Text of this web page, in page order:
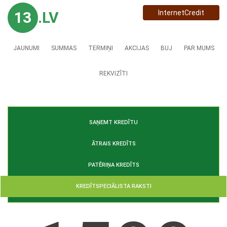
13 .LV InternetCredit
JAUNUMI SUMMAS TERMIŅI AKCIJAS BUJ PAR MUMS
REKVIZĪTI
SAŅEMT KREDĪTU
ĀTRAIS KREDĪTS
PATĒRIŅA KREDĪTS
KREDĪTSPECIĀLISTA RAKSTI